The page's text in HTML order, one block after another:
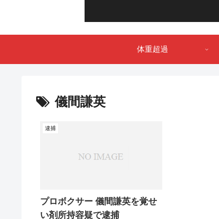
体重超過
儀間謙英
逮捕
プロボクサー 儀間謙英を覚せ
い剤所持容疑で逮捕